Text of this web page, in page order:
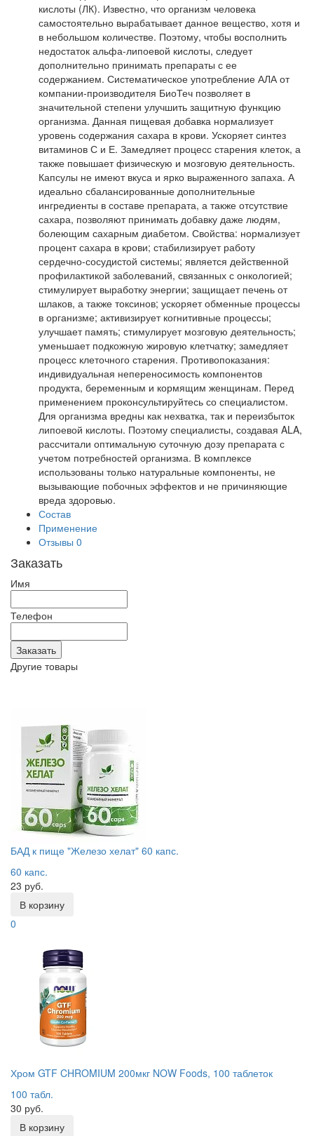
кислоты (ЛК). Известно, что организм человека
самостоятельно вырабатывает данное вещество, хотя и
в небольшом количестве. Поэтому, чтобы восполнить
недостаток альфа-липоевой кислоты, следует
дополнительно принимать препараты с ее
содержанием. Систематическое употребление АЛА от
компании-производителя БиоТеч позволяет в
значительной степени улучшить защитную функцию
организма. Данная пищевая добавка нормализует
уровень содержания сахара в крови. Ускоряет синтез
витаминов С и Е. Замедляет процесс старения клеток, а
также повышает физическую и мозговую деятельность.
Капсулы не имеют вкуса и ярко выраженного запаха. А
идеально сбалансированные дополнительные
ингредиенты в составе препарата, а также отсутствие
сахара, позволяют принимать добавку даже людям,
болеющим сахарным диабетом. Свойства: нормализует
процент сахара в крови; стабилизирует работу
сердечно-сосудистой системы; является действенной
профилактикой заболеваний, связанных с онкологией;
стимулирует выработку энергии; защищает печень от
шлаков, а также токсинов; ускоряет обменные процессы
в организме; активизирует когнитивные процессы;
улучшает память; стимулирует мозговую деятельность;
уменьшает подкожную жировую клетчатку; замедляет
процесс клеточного старения. Противопоказания:
индивидуальная непереносимость компонентов
продукта, беременным и кормящим женщинам. Перед
применением проконсультируйтесь со специалистом.
Для организма вредны как нехватка, так и переизбыток
липоевой кислоты. Поэтому специалисты, создавая ALA,
рассчитали оптимальную суточную дозу препарата с
учетом потребностей организма. В комплексе
использованы только натуральные компоненты, не
вызывающие побочных эффектов и не причиняющие
вреда здоровью.
Состав
Применение
Отзывы 0
Заказать
Имя
Телефон
Другие товары
БАД к пище "Железо хелат" 60 капс.
60 капс.
23 руб.
В корзину
0
Хром GTF CHROMIUM 200мкг NOW Foods, 100 таблеток
100 табл.
30 руб.
В корзину